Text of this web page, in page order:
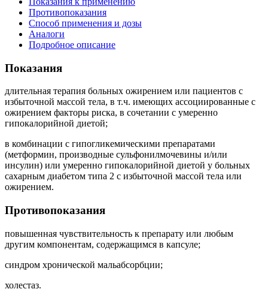
Противопоказания
Способ применения и дозы
Аналоги
Подробное описание
Показания
длительная терапия больных ожирением или пациентов с
избыточной массой тела, в т.ч. имеющих ассоциированные с
ожирением факторы риска, в сочетании с умеренно
гипокалорийной диетой;
в комбинации с гипогликемическими препаратами
(метформин, производные сульфонилмочевины и/или
инсулин) или умеренно гипокалорийной диетой у больных
сахарным диабетом типа 2 с избыточной массой тела или
ожирением.
Противопоказания
повышенная чувствительность к препарату или любым
другим компонентам, содержащимся в капсуле;
синдром хронической мальабсорбции;
холестаз.